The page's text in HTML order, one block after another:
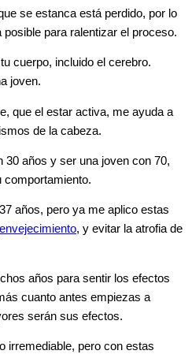
se estanca está perdido, por lo
para ralentizar el proceso.
cuerpo, incluido el cerebro.
joven.
que el estar activa, me ayuda a
de la cabeza.
30 años y ser una joven con 70,
comportamiento.
años, pero ya me aplico estas
envejecimiento, y evitar la atrofia de
años para sentir los efectos
cuanto antes empiezas a
serán sus efectos.
irremediable, pero con estas